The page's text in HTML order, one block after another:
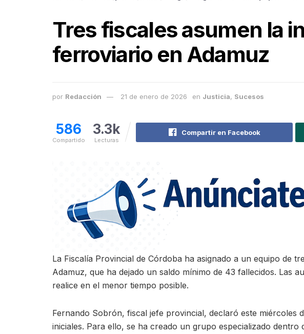
Tres fiscales asumen la
ferroviario en Adamuz
por Redacción 21 de enero de 2026 en Justicia, Sucesos
586
Compartido
3.3k
Lecturas
Compartir en Facebook
La Fiscalía Provincial de Córdoba ha asignado a un equipo de
Adamuz, que ha dejado un saldo mínimo de 43 fallecidos. Las
realice en el menor tiempo posible.
Fernando Sobrón, fiscal jefe provincial, declaró este miércoles
iniciales. Para ello, se ha creado un grupo especializado